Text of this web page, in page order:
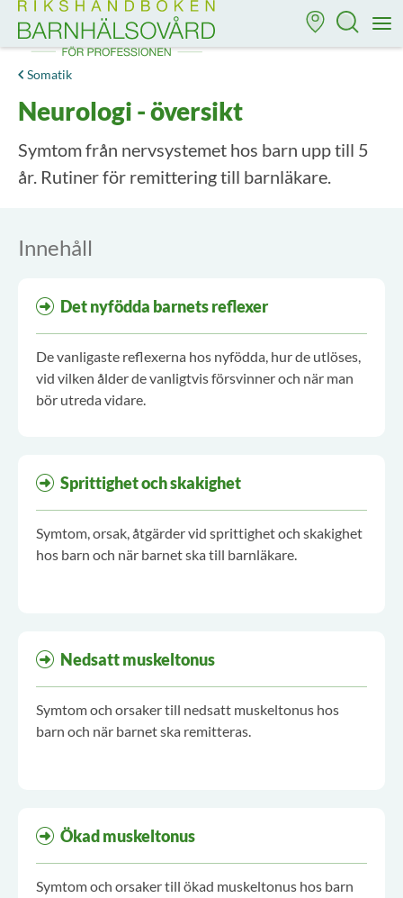
Till startsidan för Rikshandboken i barnhälsovård
Somatik
Neurologi - översikt
Symtom från nervsystemet hos barn upp till 5
år. Rutiner för remittering till barnläkare.
Innehåll
Det nyfödda barnets reflexer
De vanligaste reflexerna hos nyfödda, hur de utlöses,
vid vilken ålder de vanligtvis försvinner och när man
bör utreda vidare.
Sprittighet och skakighet
Symtom, orsak, åtgärder vid sprittighet och skakighet
hos barn och när barnet ska till barnläkare.
Nedsatt muskeltonus
Symtom och orsaker till nedsatt muskeltonus hos
barn och när barnet ska remitteras.
Ökad muskeltonus
Symtom och orsaker till ökad muskeltonus hos barn